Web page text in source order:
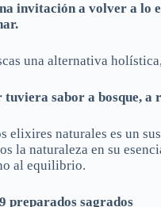
invitación a volver a lo
una alternativa
tuviera sabor a bosque, a
elixires naturales es un
la naturaleza en su
al equilibrio.
preparados sagrados